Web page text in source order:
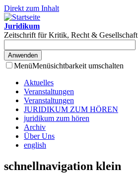
Direkt zum Inhalt
Juridikum
Zeitschrift für Kritik, Recht & Gesellschaft
MenüMenüsichtbarkeit umschalten
Aktuelles
Veranstaltungen
Veranstaltungen
JURIDIKUM ZUM HÖREN
juridikum zum hören
Archiv
Über Uns
english
schnellnavigation klein